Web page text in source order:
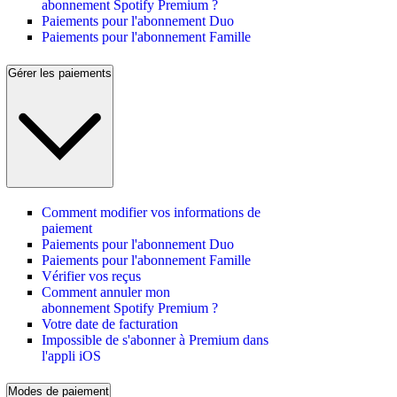
abonnement Spotify Premium ?
Paiements pour l'abonnement Duo
Paiements pour l'abonnement Famille
Gérer les paiements
Comment modifier vos informations de
paiement
Paiements pour l'abonnement Duo
Paiements pour l'abonnement Famille
Vérifier vos reçus
Comment annuler mon
abonnement Spotify Premium ?
Votre date de facturation
Impossible de s'abonner à Premium dans
l'appli iOS
Modes de paiement